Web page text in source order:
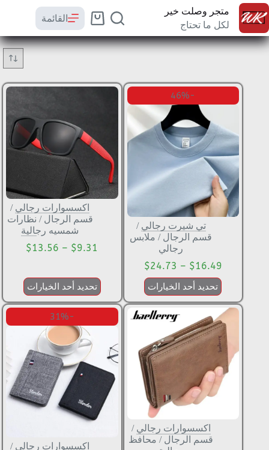
متجر وصلت خير
لكل ما تحتاج
القائمة
-46%
تي شيرت رجالي /
قسم الرجال / ملابس
رجالي
$16.49
–
$24.73
تحديد أحد الخيارات
اكسسوارات رجالي /
قسم الرجال / نظارات
شمسيه رجالية
$9.31
–
$13.56
تحديد أحد الخيارات
اكسسوارات رجالي /
قسم الرجال / محافظ
-31%
اكسسوارات رجالي /